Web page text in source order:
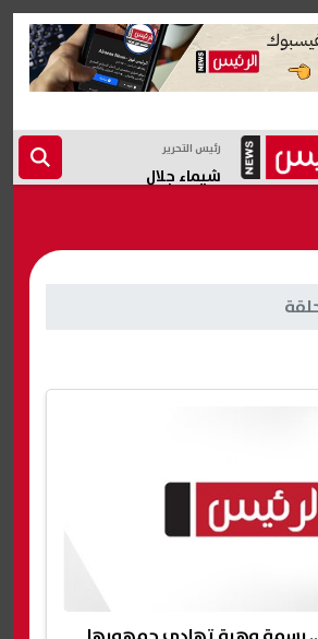
رئيس التحرير
شيماء جلال